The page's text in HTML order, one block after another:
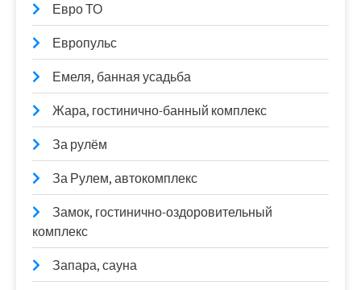
Евро ТО
Европульс
Емеля, банная усадьба
Жара, гостинично-банный комплекс
За рулём
За Рулем, автокомплекс
Замок, гостинично-оздоровительный
комплекс
Запара, сауна